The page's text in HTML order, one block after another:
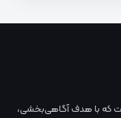
که با هدف آگاهی‌بخشی،